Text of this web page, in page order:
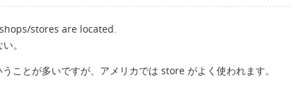
stores are located.
。
ことが多いですが、アメリカでは store がよく使われます。